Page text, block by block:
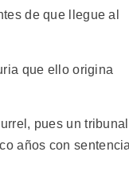
de que llegue al
que ello origina
pues un tribunal
años con